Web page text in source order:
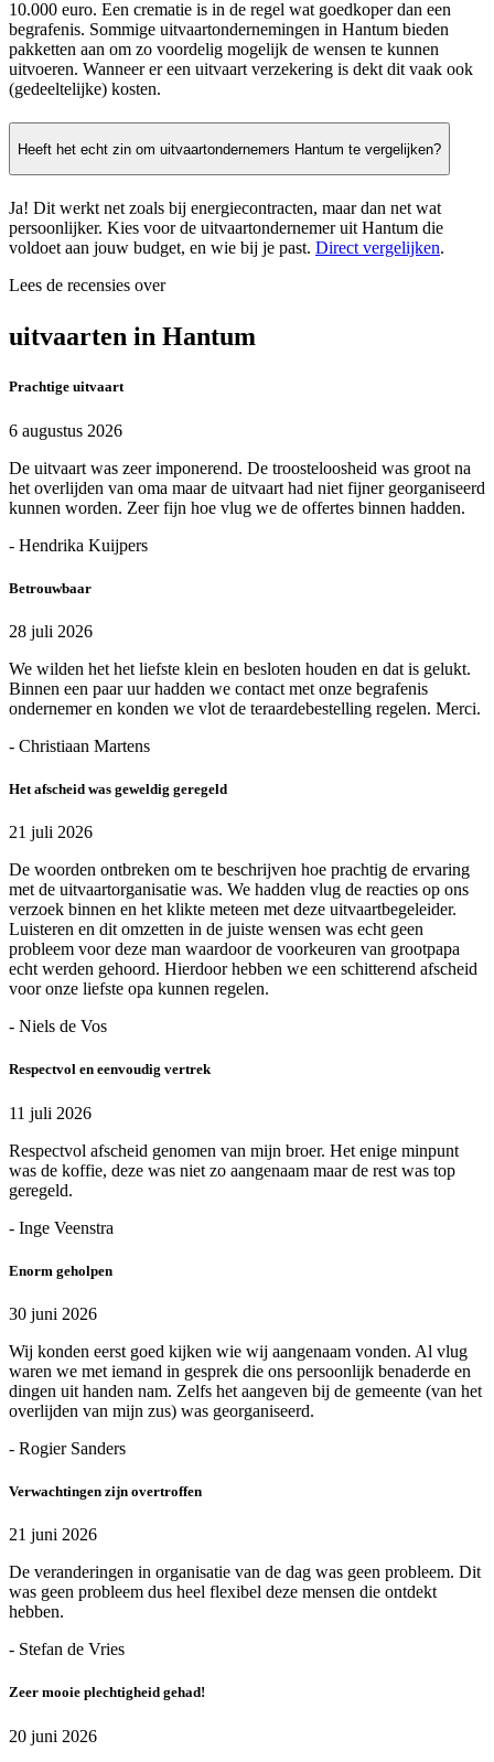
10.000 euro. Een crematie is in de regel wat goedkoper dan een
begrafenis. Sommige uitvaartondernemingen in Hantum bieden
pakketten aan om zo voordelig mogelijk de wensen te kunnen
uitvoeren. Wanneer er een uitvaart verzekering is dekt dit vaak ook
(gedeeltelijke) kosten.
Heeft het echt zin om uitvaartondernemers Hantum te vergelijken?
Ja! Dit werkt net zoals bij energiecontracten, maar dan net wat
persoonlijker. Kies voor de uitvaartondernemer uit Hantum die
voldoet aan jouw budget, en wie bij je past. Direct vergelijken.
Lees de recensies over
uitvaarten in Hantum
Prachtige uitvaart
6 augustus 2026
De uitvaart was zeer imponerend. De troosteloosheid was groot na
het overlijden van oma maar de uitvaart had niet fijner georganiseerd
kunnen worden. Zeer fijn hoe vlug we de offertes binnen hadden.
- Hendrika Kuijpers
Betrouwbaar
28 juli 2026
We wilden het het liefste klein en besloten houden en dat is gelukt.
Binnen een paar uur hadden we contact met onze begrafenis
ondernemer en konden we vlot de teraardebestelling regelen. Merci.
- Christiaan Martens
Het afscheid was geweldig geregeld
21 juli 2026
De woorden ontbreken om te beschrijven hoe prachtig de ervaring
met de uitvaartorganisatie was. We hadden vlug de reacties op ons
verzoek binnen en het klikte meteen met deze uitvaartbegeleider.
Luisteren en dit omzetten in de juiste wensen was echt geen
probleem voor deze man waardoor de voorkeuren van grootpapa
echt werden gehoord. Hierdoor hebben we een schitterend afscheid
voor onze liefste opa kunnen regelen.
- Niels de Vos
Respectvol en eenvoudig vertrek
11 juli 2026
Respectvol afscheid genomen van mijn broer. Het enige minpunt
was de koffie, deze was niet zo aangenaam maar de rest was top
geregeld.
- Inge Veenstra
Enorm geholpen
30 juni 2026
Wij konden eerst goed kijken wie wij aangenaam vonden. Al vlug
waren we met iemand in gesprek die ons persoonlijk benaderde en
dingen uit handen nam. Zelfs het aangeven bij de gemeente (van het
overlijden van mijn zus) was georganiseerd.
- Rogier Sanders
Verwachtingen zijn overtroffen
21 juni 2026
De veranderingen in organisatie van de dag was geen probleem. Dit
was geen probleem dus heel flexibel deze mensen die ontdekt
hebben.
- Stefan de Vries
Zeer mooie plechtigheid gehad!
20 juni 2026